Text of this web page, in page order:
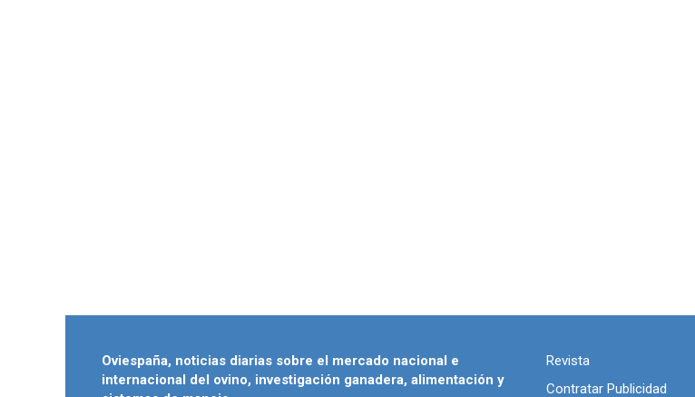
Oviespaña, noticias diarias sobre el mercado nacional e
internacional del ovino, investigación ganadera, alimentación y
Revista
Contratar Publicidad